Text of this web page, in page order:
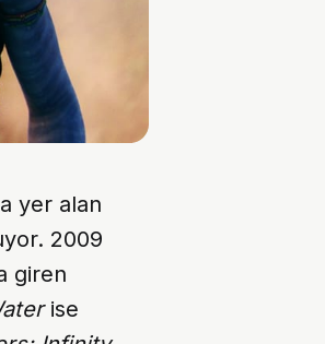
yer alan
2009
giren
ise